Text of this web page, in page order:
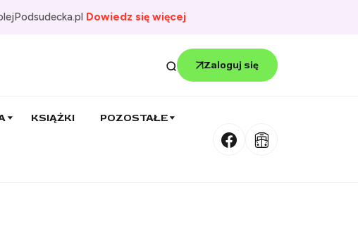
Dowiedz się więcej
Zaloguj się
KSIĄŻKI POZOSTAŁE